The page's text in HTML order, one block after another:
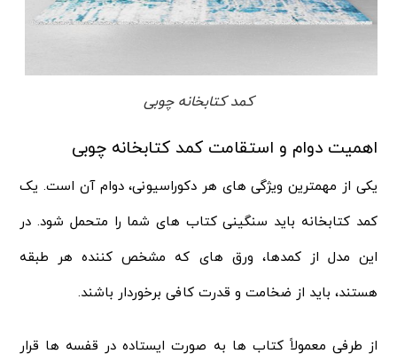
کمد کتابخانه چوبی
اهمیت دوام و استقامت کمد کتابخانه چوبی
یکی از مهمترین ویژگی های هر دکوراسیونی، دوام آن است. یک
کمد کتابخانه باید سنگینی کتاب های شما را متحمل شود. در
این مدل از کمدها، ورق های که مشخص کننده هر طبقه
هستند، باید از ضخامت و قدرت کافی برخوردار باشند.
از طرفی معمولاً کتاب ها به صورت ایستاده در قفسه ها قرار